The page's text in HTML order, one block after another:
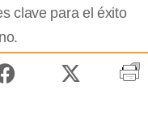
clave para el éxito